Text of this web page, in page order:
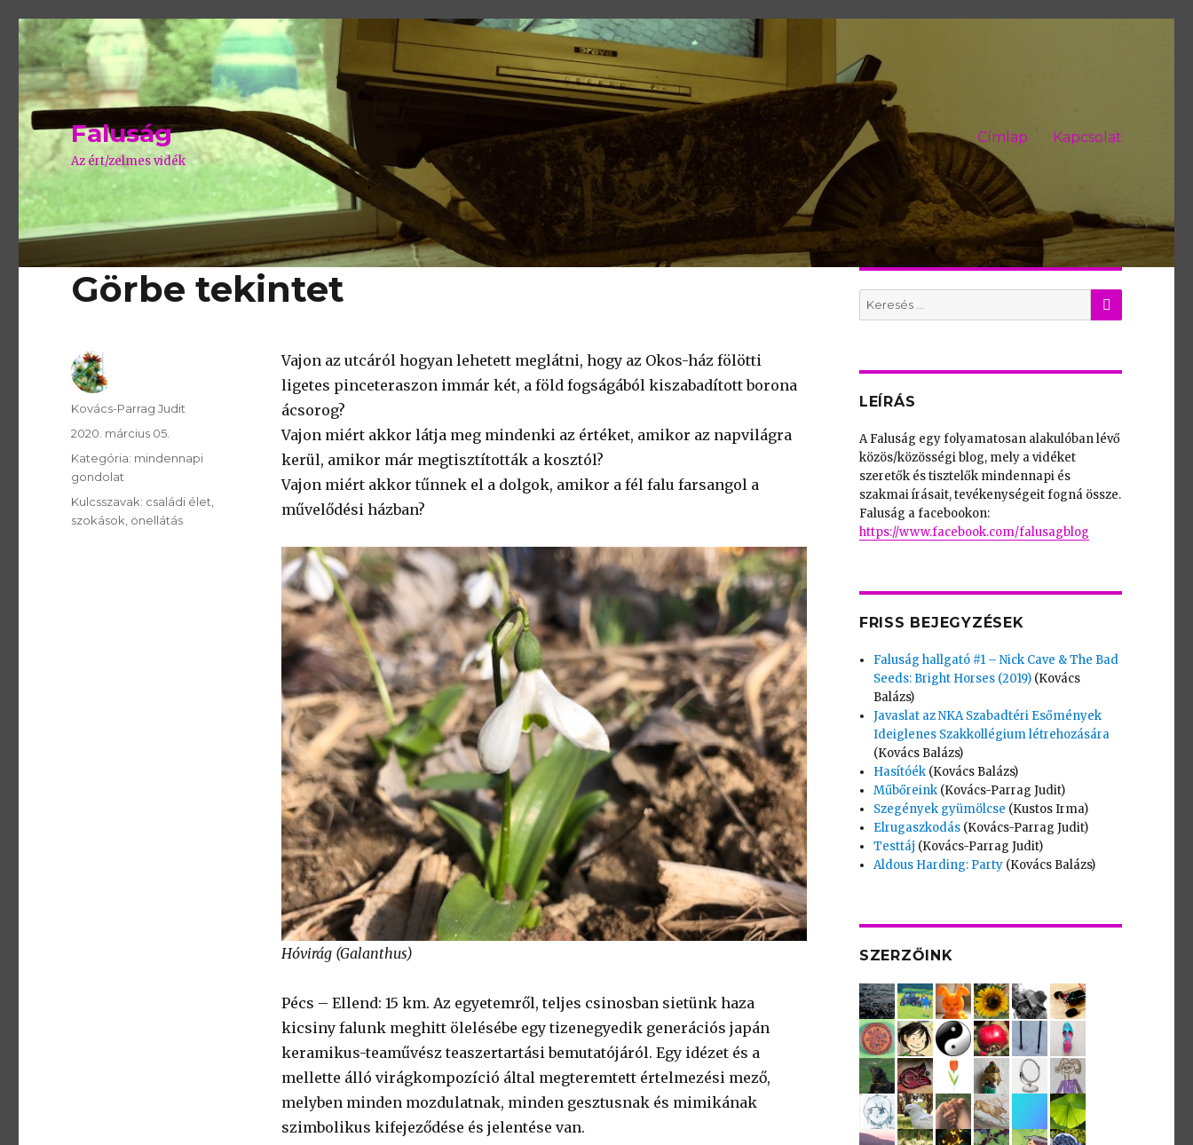
Faluság
Az ért/zelmes vidék
Címlap Kapcsolat
Görbe tekintet
Vajon az utcáról hogyan lehetett meglátni, hogy az Okos-ház fölötti
ligetes pinceteraszon immár két, a föld fogságából kiszabadított borona
ácsorog?
Vajon miért akkor látja meg mindenki az értéket, amikor az napvilágra
kerül, amikor már megtisztították a kosztól?
Vajon miért akkor tűnnek el a dolgok, amikor a fél falu farsangol a
művelődési házban?
Hóvirág (Galanthus)
Pécs – Ellend: 15 km. Az egyetemről, teljes csinosban sietünk haza
kicsiny falunk meghitt ölelésébe egy tizenegyedik generációs japán
keramikus-teaművész teaszertartási bemutatójáról. Egy idézet és a
mellette álló virágkompozíció által megteremtett értelmezési mező,
melyben minden mozdulatnak, minden gesztusnak és mimikának
szimbolikus kifejeződése és jelentése van.
SzerzÅ
Kovács-Parrag Judit
Közzétéve:
2020. március 05.
Kategória: Kategória:
mindennapi
gondolat
Kulcsszavak: Kulcsszavak:
családi élet
szokások önellátás
Search
for:
KERES
LEÍRÁS
A Faluság egy folyamatosan alakulóban lévő
közös/közösségi blog, mely a vidéket
szeretők és tisztelők mindennapi és
szakmai írásait, tevékenységeit fogná össze.
Faluság a facebookon:
https://www.facebook.com/falusagblog
FRISS BEJEGYZÉSEK
Faluság hallgató #1 – Nick Cave & The Bad
Seeds: Bright Horses (2019) (Kovács
Balázs)
Javaslat az NKA Szabadtéri Esőmények
Ideiglenes Szakkollégium létrehozására
(Kovács Balázs)
Hasítóék (Kovács Balázs)
Műbőreink (Kovács-Parrag Judit)
Szegények gyümölcse (Kustos Irma)
Elrugaszkodás (Kovács-Parrag Judit)
Testtáj (Kovács-Parrag Judit)
Aldous Harding: Party (Kovács Balázs)
SZERZŐINK